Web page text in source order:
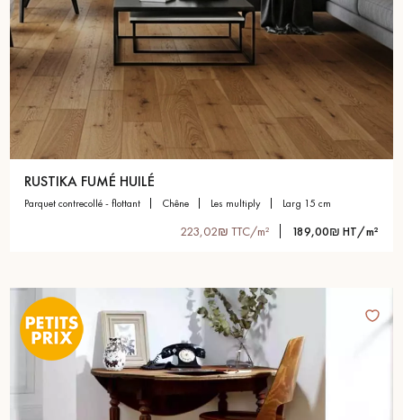
Obtenez un devis gratuit !
RUSTIKA FUMÉ HUILÉ
parquet contrecollé - flottant chêne les multiply larg 15 cm
223,02₪ TTC/m² 189,00₪ HT/m²